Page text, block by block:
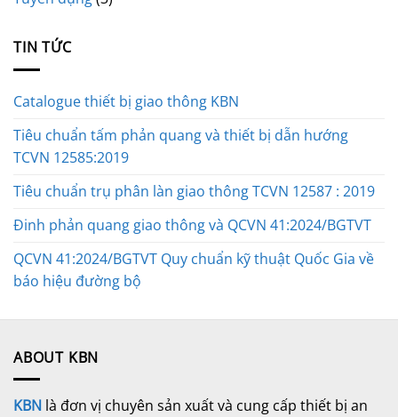
TIN TỨC
Catalogue thiết bị giao thông KBN
Tiêu chuẩn tấm phản quang và thiết bị dẫn hướng
TCVN 12585:2019
Tiêu chuẩn trụ phân làn giao thông TCVN 12587 : 2019
Đinh phản quang giao thông và QCVN 41:2024/BGTVT
QCVN 41:2024/BGTVT Quy chuẩn kỹ thuật Quốc Gia về
báo hiệu đường bộ
ABOUT KBN
KBN là đơn vị chuyên sản xuất và cung cấp thiết bị an